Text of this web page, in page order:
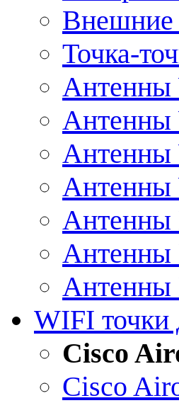
Внешние
Точка-
Антенны
Антенны
Антенны
WIFI точки
Cisco
Cisco